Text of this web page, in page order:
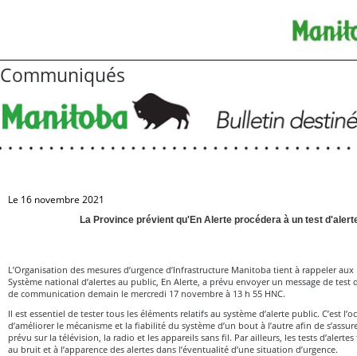
Communiqués
Le 16 novembre 2021
La Province prévient qu'En Alerte procédera à un test
L’Organisation des mesures d’urgence d’Infrastructure Manitoba tient à rappeler
Système national d’alertes au public, En Alerte, a prévu envoyer un message de test
de communication demain le mercredi 17 novembre à 13 h 55 HNC.
Il est essentiel de tester tous les éléments relatifs au système d’alerte public. C’est
d’améliorer le mécanisme et la fiabilité du système d’un bout à l’autre afin de
prévu sur la télévision, la radio et les appareils sans fil. Par ailleurs, les tests
au bruit et à l’apparence des alertes dans l’éventualité d’une situation d’urgence.